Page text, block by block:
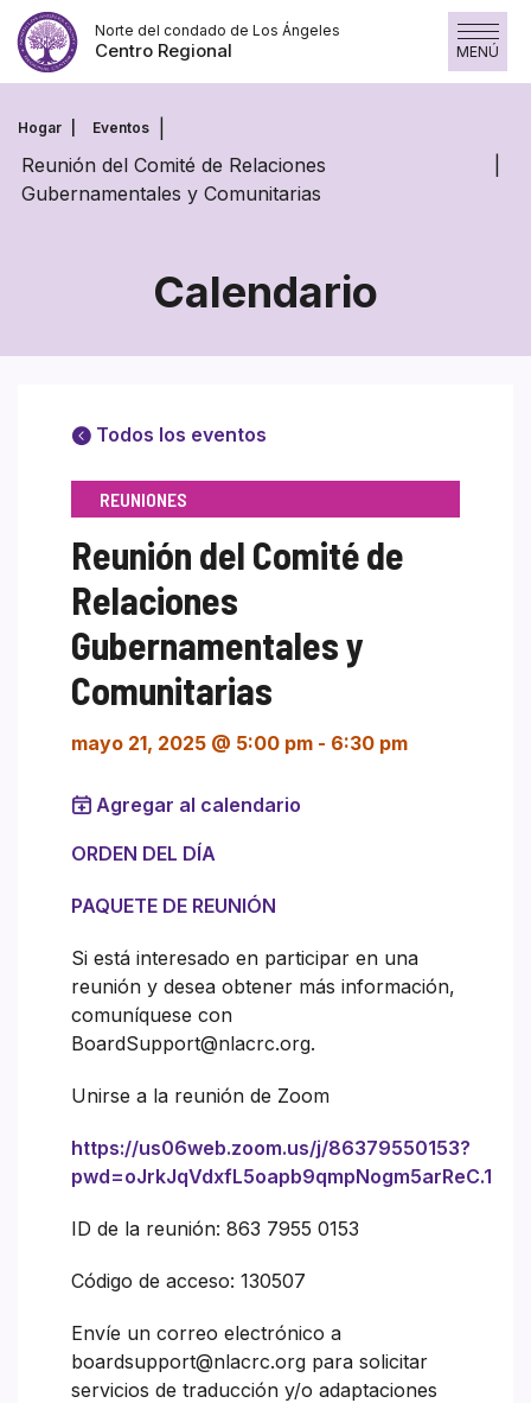
Saltar
contenido
Norte del condado de Los Ángeles
Centro Regional MENÚ
Hogar Eventos
Reunión del Comité de Relaciones
Gubernamentales y Comunitarias
Calendario
Todos los eventos
REUNIONES
Reunión del Comité de
Relaciones
Gubernamentales y
Comunitarias
mayo 21, 2025 @ 5:00 pm - 6:30 pm
Agregar al calendario
ORDEN DEL DÍA
PAQUETE DE REUNIÓN
Si está interesado en participar en una
reunión y desea obtener más información,
comuníquese con
BoardSupport@nlacrc.org.
Unirse a la reunión de Zoom
https://us06web.zoom.us/j/86379550153?
pwd=oJrkJqVdxfL5oapb9qmpNogm5arReC.1
ID de la reunión: 863 7955 0153
Código de acceso: 130507
Envíe un correo electrónico a
boardsupport@nlacrc.org para solicitar
servicios de traducción y/o adaptaciones